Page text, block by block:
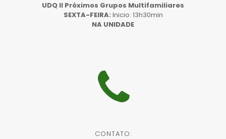
UDQ II Próximos Grupos Multifamiliares
SEXTA-FEIRA: Inicio: 13h30min
NA UNIDADE
CONTATO: